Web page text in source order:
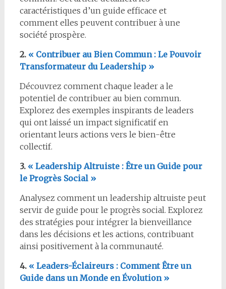
caractéristiques d’un guide efficace et
comment elles peuvent contribuer à une
société prospère.
2. « Contribuer au Bien Commun : Le Pouvoir
Transformateur du Leadership »
Découvrez comment chaque leader a le
potentiel de contribuer au bien commun.
Explorez des exemples inspirants de leaders
qui ont laissé un impact significatif en
orientant leurs actions vers le bien-être
collectif.
3. « Leadership Altruiste : Être un Guide pour
le Progrès Social »
Analysez comment un leadership altruiste peut
servir de guide pour le progrès social. Explorez
des stratégies pour intégrer la bienveillance
dans les décisions et les actions, contribuant
ainsi positivement à la communauté.
4. « Leaders-Éclaireurs : Comment Être un
Guide dans un Monde en Évolution »